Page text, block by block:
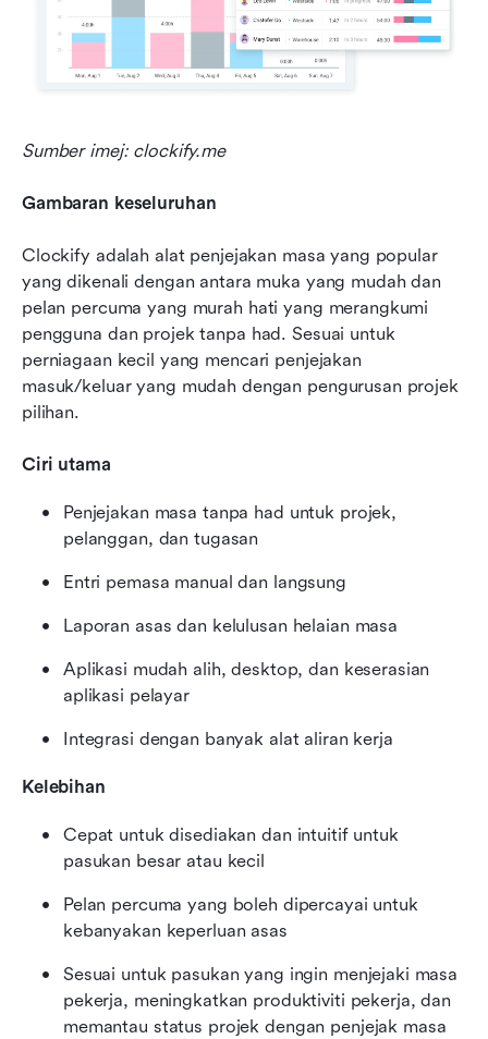
Sumber imej: clockify.me
Gambaran keseluruhan
Clockify adalah alat penjejakan masa yang popular
yang dikenali dengan antara muka yang mudah dan
pelan percuma yang murah hati yang merangkumi
pengguna dan projek tanpa had. Sesuai untuk
perniagaan kecil yang mencari penjejakan
masuk/keluar yang mudah dengan pengurusan projek
pilihan.
Ciri utama
Penjejakan masa tanpa had untuk projek,
pelanggan, dan tugasan
Entri pemasa manual dan langsung
Laporan asas dan kelulusan helaian masa
Aplikasi mudah alih, desktop, dan keserasian
aplikasi pelayar
Integrasi dengan banyak alat aliran kerja
Kelebihan
Cepat untuk disediakan dan intuitif untuk
pasukan besar atau kecil
Pelan percuma yang boleh dipercayai untuk
kebanyakan keperluan asas
Sesuai untuk pasukan yang ingin menjejaki masa
pekerja, meningkatkan produktiviti pekerja, dan
memantau status projek dengan penjejak masa